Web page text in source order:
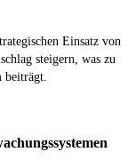
Einsatz von
steigern, was zu
beiträgt.